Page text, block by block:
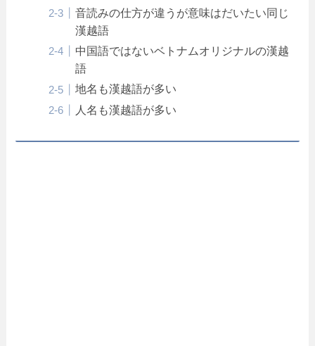
音読みの仕方が違うが意味はだいたい同じ
漢越語
中国語ではないベトナムオリジナルの漢越
語
地名も漢越語が多い
人名も漢越語が多い